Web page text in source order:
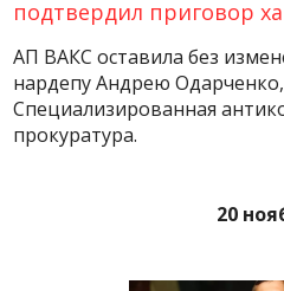
подтвердил приговор
АП ВАКС оставила без
нардепу Андрею
Специализированная
прокуратура.
20